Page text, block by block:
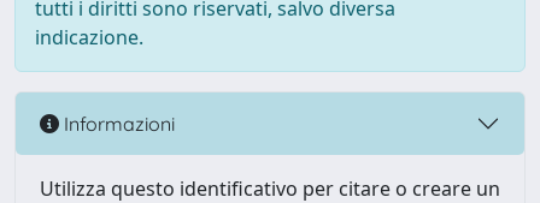
tutti i diritti sono riservati, salvo diversa
indicazione.
Informazioni
Utilizza questo identificativo per citare o creare un